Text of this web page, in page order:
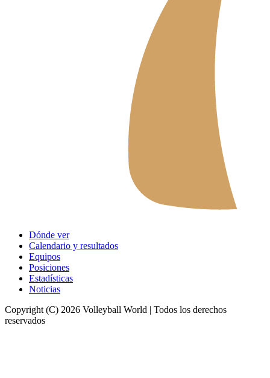
Dónde ver
Calendario y resultados
Equipos
Posiciones
Estadísticas
Noticias
Copyright (C) 2026 Volleyball World | Todos los derechos
reservados